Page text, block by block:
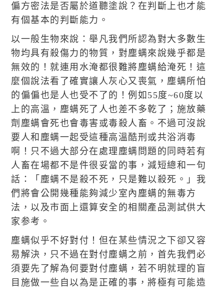
偏方密法是否屬於道聽塗說？在判斷上也才能
有個基本的判斷能力。
以一般生物來說：舉凡我們所認為對大多數生
物均具有殺傷力的物質，對塵螨來說幾乎都是
無效的！就連用水淹都很難將塵螨給淹死！這
麼個說法看了確實讓人灰心又喪氣，塵螨所怕
的偏偏也是人也受不了的！例如55度~60度以
上的高溫，塵螨死了人也差不多乾了；施放藥
劑塵螨會死也會毒害或毒殺人畜。不過可沒說
要人和塵螨一起受這種高溫酷刑或共浴消毒
啊！只不過大部分在處理塵螨問題的同時若有
人畜在場都不是件很妥當的事，減短總和一句
話：「塵螨不是殺不死，只是難以殺死。」我
們將會公開幾種能夠減少室內塵螨的無毒方
法，以及市面上還算安全的相關產品測試供大
家参考。
塵螨似乎不好對付！但在某些情況之下卻又容
易解決，只不過在對付塵螨之前，首先我們必
須要先了解為何要對付塵螨，若不明就理的盲
目施做一些自以為是正確的事，將極有可能造